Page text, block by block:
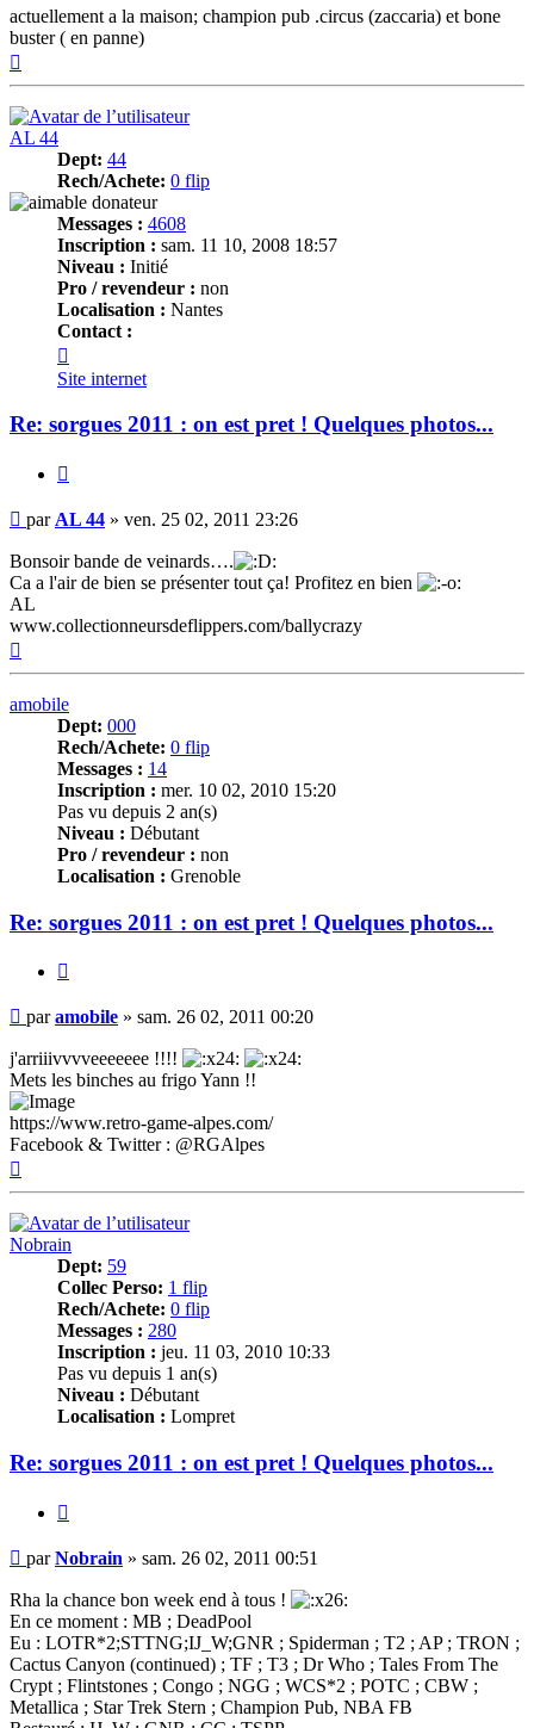
actuellement a la maison; champion pub .circus (zaccaria) et bone
buster ( en panne)
AL 44
Dept: 44
Rech/Achete: 0 flip
Messages : 4608
Inscription : sam. 11 10, 2008 18:57
Niveau : Initié
Pro / revendeur : non
Localisation : Nantes
Contact :
AL
44
Site internet
Re: sorgues 2011 : on est pret ! Quelques photos...
Message
par AL 44 » ven. 25 02, 2011 23:26
Bonsoir bande de veinards….
Ca a l'air de bien se présenter tout ça! Profitez en bien
AL
www.collectionneursdeflippers.com/ballycrazy
amobile
Dept: 000
Rech/Achete: 0 flip
Messages : 14
Inscription : mer. 10 02, 2010 15:20
Pas vu depuis 2 an(s)
Niveau : Débutant
Pro / revendeur : non
Localisation : Grenoble
Re: sorgues 2011 : on est pret ! Quelques photos...
Message
paramobile » sam. 26 02, 2011 00:20
j'arriiivvvveeeeeee !!!!
Mets les binches au frigo Yann !!
https://www.retro-game-alpes.com/
Facebook & Twitter : @RGAlpes
Nobrain
Dept: 59
Collec Perso: 1 flip
Rech/Achete: 0 flip
Messages : 280
Inscription : jeu. 11 03, 2010 10:33
Pas vu depuis 1 an(s)
Niveau : Débutant
Localisation : Lompret
Re: sorgues 2011 : on est pret ! Quelques photos...
Message
parNobrain » sam. 26 02, 2011 00:51
Rha la chance bon week end à tous !
En ce moment : MB ; DeadPool
Eu : LOTR*2;STTNG;IJ_W;GNR ; Spiderman ; T2 ; AP ; TRON ;
Cactus Canyon (continued) ; TF ; T3 ; Dr Who ; Tales From The
Crypt ; Flintstones ; Congo ; NGG ; WCS*2 ; POTC ; CBW ;
Metallica ; Star Trek Stern ; Champion Pub, NBA FB